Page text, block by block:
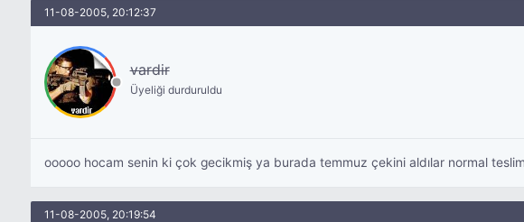
11-08-2005, 20:12:37
vardir
Üyeliği durduruldu
ooooo hocam senin ki çok gecikmiş ya burada temmuz çekini aldılar normal
11-08-2005, 20:19:54